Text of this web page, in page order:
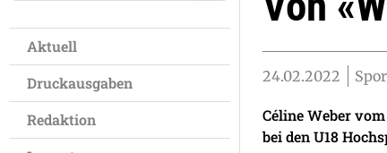
Aktuell
Druckausgaben
Redaktion
24.02.2022
Céline Weber
bei den U18